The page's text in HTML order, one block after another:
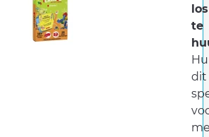
los
te
dit